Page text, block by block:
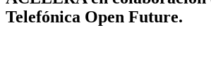
Telefónica Open Future.